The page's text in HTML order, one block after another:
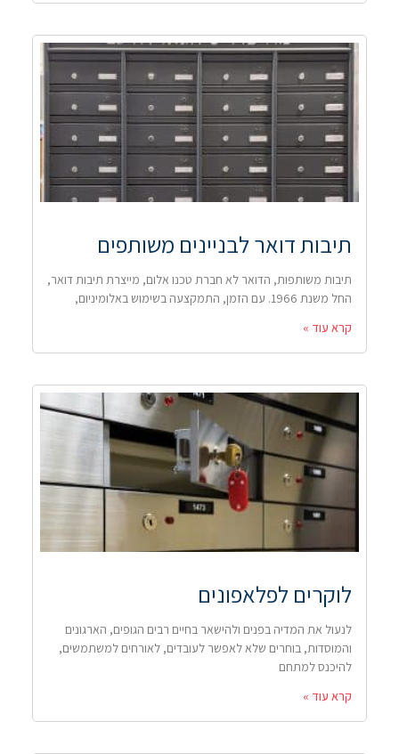
תיבות דואר לבניינים משותפים
תיבות משותפות, הדואר לא חברת טכנו אלום, מייצרת תיבות דואר,
החל משנת 1966. עם הזמן, התמקצעה בשימוש באלומיניום,
קרא עוד »
לוקרים לפלאפונים
לנעול את המדיה בפנים ולהישאר בחיים רבים הגופים, הארגונים
והמוסדות, בוחרים שלא לאפשר לעובדים, לאורחים למשתמשים,
להיכנס למתחם
קרא עוד »